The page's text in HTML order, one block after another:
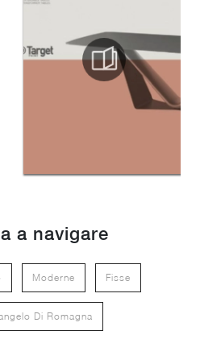
a navigare
Moderne Fisse
Di Romagna